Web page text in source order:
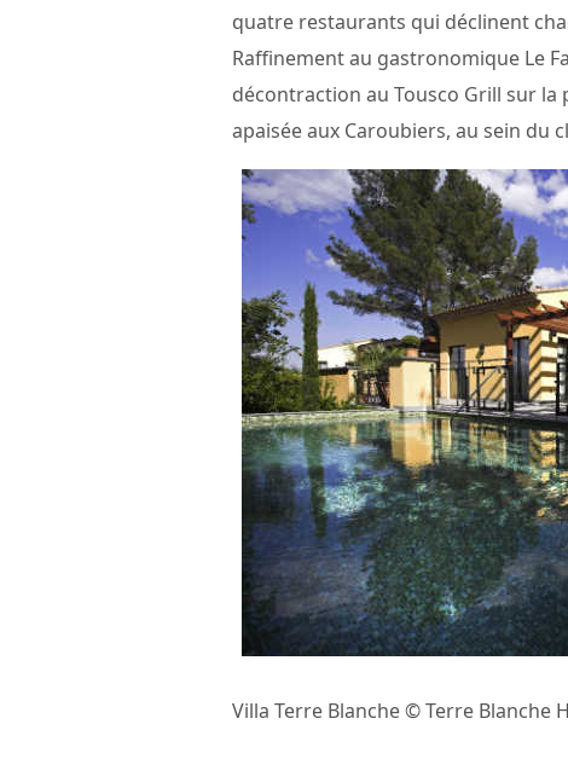
quatre restaurants qui déclinent
Raffinement au gastronomique Le
décontraction au Tousco Grill sur
apaisée aux Caroubiers, au sein du
Villa Terre Blanche © Terre Blanche